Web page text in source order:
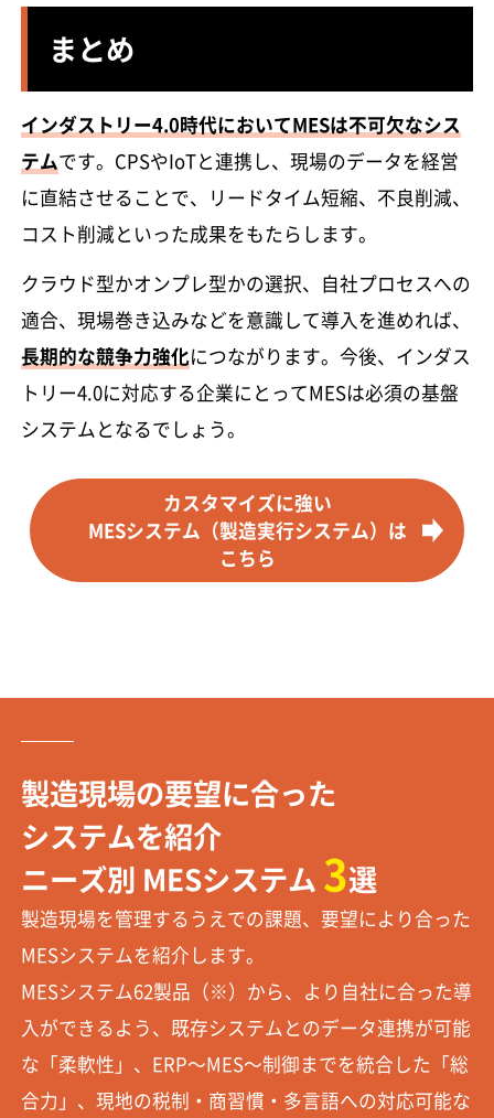
まとめ
インダストリー4.0時代においてMESは不可欠なシス
テムです。CPSやIoTと連携し、現場のデータを経営
に直結させることで、リードタイム短縮、不良削減、
コスト削減といった成果をもたらします。
クラウド型かオンプレ型かの選択、自社プロセスへの
適合、現場巻き込みなどを意識して導入を進めれば、
長期的な競争力強化につながります。今後、インダス
トリー4.0に対応する企業にとってMESは必須の基盤
システムとなるでしょう。
カスタマイズに強い
MESシステム（製造実行システム）は
こちら
製造現場の要望に合った
システムを紹介
ニーズ別 MESシステム 3選
製造現場を管理するうえでの課題、要望により合った
MESシステムを紹介します。
MESシステム62製品（※）から、より自社に合った導
入ができるよう、既存システムとのデータ連携が可能
な「柔軟性」、ERP～MES～制御までを統合した「総
合力」、現地の税制・商習慣・多言語への対応可能な